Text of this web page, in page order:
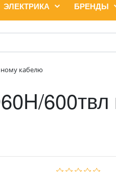
ЭЛЕКТРИКА БРЕНДЫ
кабелю
600твл